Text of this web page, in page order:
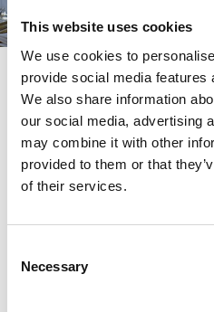
This website uses cookies
We use cookies to
provide social media features
We also share information
our social media, advertising
may combine it with other
provided to them or that
of their services.
Selection
Necessary
tag directory > nadia
Nadia Pasquali
Di seguito tutti i contenuti
ISCRIVITI ALLA
Resta aggiornato su tutte